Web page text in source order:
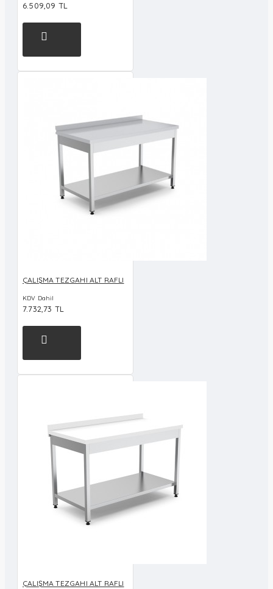
6.509,09 TL
ÇALIŞMA TEZGAHI ALT RAFLI
KDV Dahil
7.732,73 TL
ÇALIŞMA TEZGAHI ALT RAFLI